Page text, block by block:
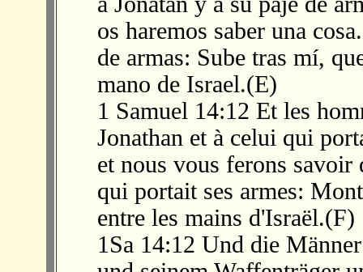
os haremos saber una
de armas: Sube tras mí,
mano de Israel.(E)
1 Samuel 14:12 Et les
Jonathan et à celui qui
et nous vous ferons savoir
qui portait ses armes:
entre les mains d'Israël.(F)
1Sa 14:12 Und die